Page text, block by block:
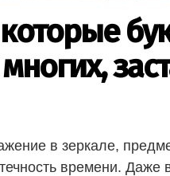
в зеркале,
времени. Даже